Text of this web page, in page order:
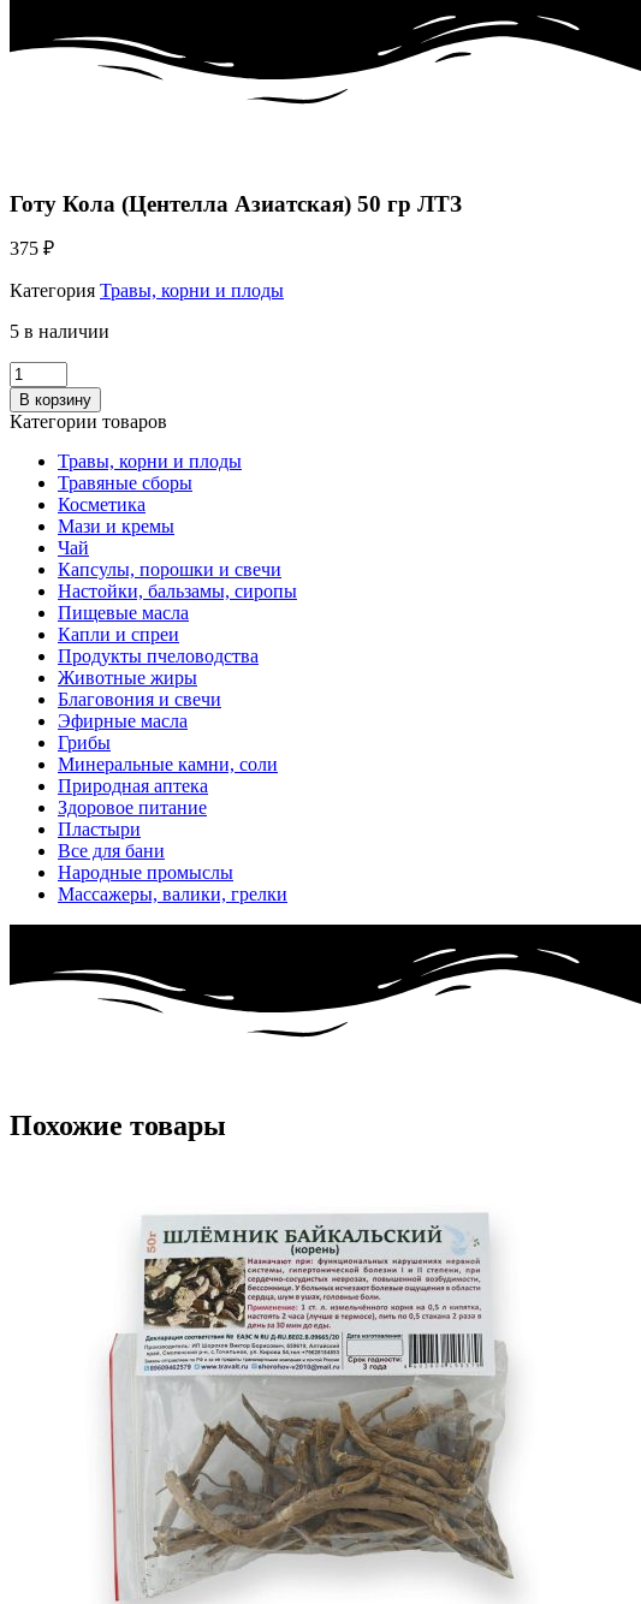
Готу Кола (Центелла Азиатская) 50 гр ЛТЗ
375 ₽
Категория Травы, корни и плоды
5 в наличии
Количество
Готу
Кола
(Центелла
Азиатская)
ЛТЗ
В корзину
Категории товаров
Травы, корни и плоды
Травяные сборы
Косметика
Мази и кремы
Чай
Капсулы, порошки и свечи
Настойки, бальзамы, сиропы
Пищевые масла
Капли и спреи
Продукты пчеловодства
Животные жиры
Благовония и свечи
Эфирные масла
Грибы
Минеральные камни, соли
Природная аптека
Здоровое питание
Пластыри
Все для бани
Народные промыслы
Массажеры, валики, грелки​
Похожие товары